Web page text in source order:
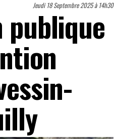
Jeudi 18 Septembre 2025 à 14h30